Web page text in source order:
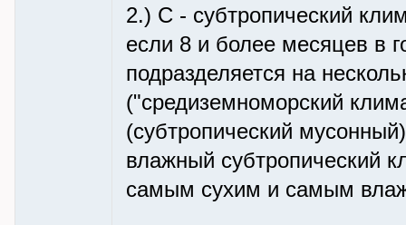
2.) С - субтропический
если 8 и более месяцев в
подразделяется на
("средиземноморский
(субтропический
влажный субтропический
самым сухим и самым